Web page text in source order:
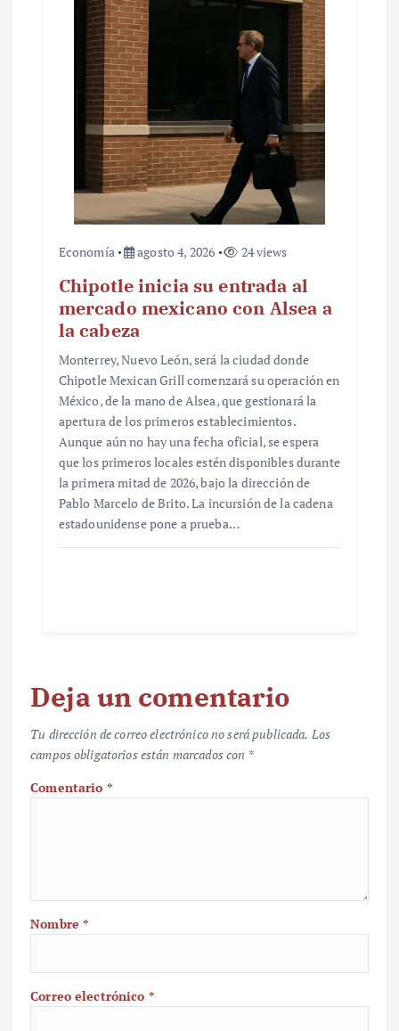
Economía agosto 4, 2026 24 views
Chipotle inicia su entrada al
mercado mexicano con Alsea a
la cabeza
Monterrey, Nuevo León, será la ciudad donde
Chipotle Mexican Grill comenzará su operación en
México, de la mano de Alsea, que gestionará la
apertura de los primeros establecimientos.
Aunque aún no hay una fecha oficial, se espera
que los primeros locales estén disponibles durante
la primera mitad de 2026, bajo la dirección de
Pablo Marcelo de Brito. La incursión de la cadena
estadounidense pone a prueba…
Deja un comentario
Tu dirección de correo electrónico no será publicada. Los
campos obligatorios están marcados con *
Comentario *
Nombre*
Correo electrónico *